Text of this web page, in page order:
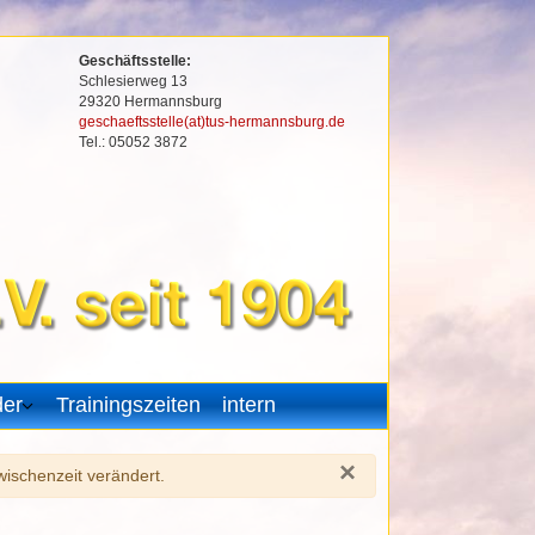
Geschäftsstelle:
Schlesierweg 13
29320 Hermannsburg
geschaeftsstelle(at)tus-hermannsburg.de
Tel.: 05052 3872
Trainingszeiten intern
×
verändert.